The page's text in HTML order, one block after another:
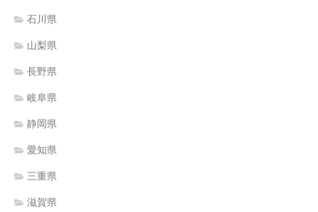
石川県
山梨県
長野県
岐阜県
静岡県
愛知県
三重県
滋賀県